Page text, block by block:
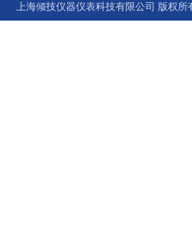
上海倾技仪器仪表科技有限公司 版权